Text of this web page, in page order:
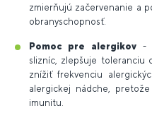
zmierňujú začervenanie a
obranyschopnosť.
Pomoc pre alergikov -
slizníc, zlepšuje toleranciu
znížiť frekvenciu
alergickej nádche,
imunitu.